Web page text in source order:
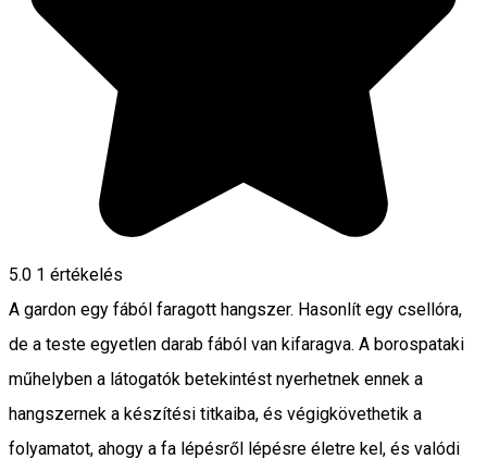
5.0 1 értékelés
A gardon egy fából faragott hangszer. Hasonlít egy csellóra,
de a teste egyetlen darab fából van kifaragva. A borospataki
műhelyben a látogatók betekintést nyerhetnek ennek a
hangszernek a készítési titkaiba, és végigkövethetik a
folyamatot, ahogy a fa lépésről lépésre életre kel, és valódi